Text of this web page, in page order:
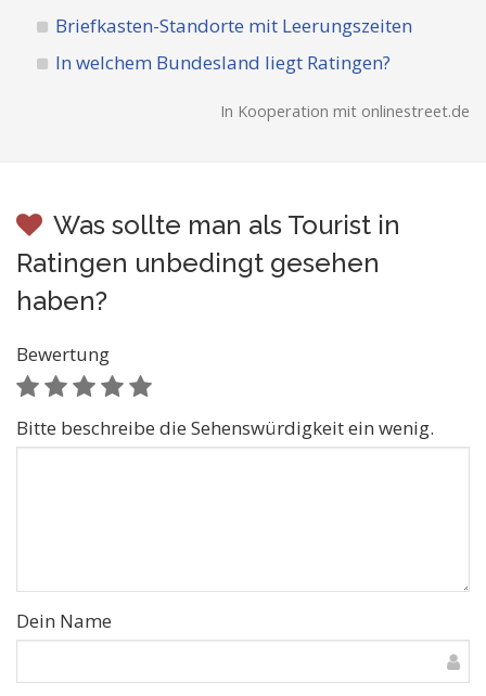
Briefkasten-Standorte mit Leerungszeiten
In welchem Bundesland liegt Ratingen?
In Kooperation mit onlinestreet.de
Was sollte man als Tourist in
Ratingen unbedingt gesehen
haben?
Bewertung
Bitte beschreibe die Sehenswürdigkeit ein wenig.
Dein Name